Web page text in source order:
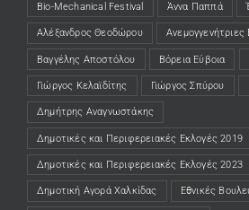
Bio-Mechanical Festival Άννα Παππά
Αλέξανδρος Θεοδώρου Ανεμογγενήτριες
Βαγγέλης Αποστόλου Βόρεια Εύβοια
Γιώργος Κελαϊδίτης Γιώργος Σπύρου
Δημήτρης Αναγνωστάκης
Δημοτικές και Περιφερειακές Εκλογές 2019
Δημοτικές και Περιφερειακές Εκλογές 2023
Δημοτική Αγορά Χαλκίδας Εθνικές